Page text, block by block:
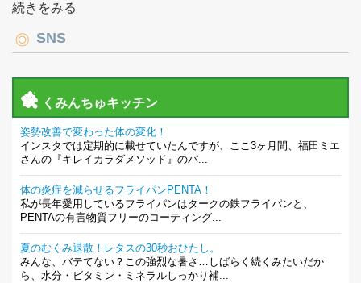
続きをみる
SNS
くみんちゅキッチン
姿勢改善で変わった体の変化！
インスタでは定期的に載せていたんですが、ここ3ヶ月間、福田ミエ
さんの『キレイカラダメソッド』のパ...
体の炎症を減らせるフライパンPENTA！
私が長年愛用しているフライパンはタークの鉄フライパンと、
PENTAの有害物質フリーのコーティング...
夏のむくみ退散！レタスの30秒おひたし。
みんな、バテてない？この強烈な暑さ…しばらく続くみたいだか
ら、水分・ビタミン・ミネラルしっかり補...